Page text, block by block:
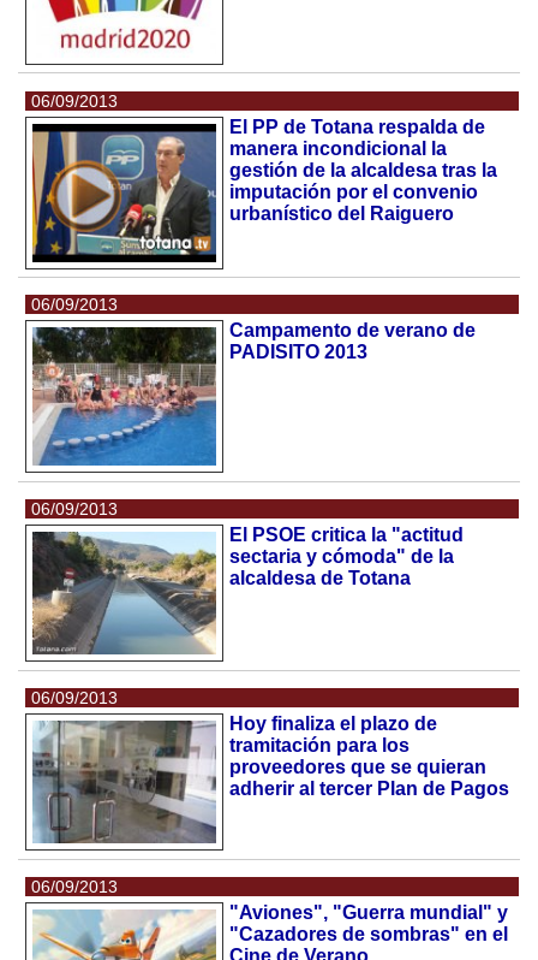
06/09/2013
El PP de Totana respalda de
manera incondicional la
gestión de la alcaldesa tras la
imputación por el convenio
urbanístico del Raiguero
06/09/2013
Campamento de verano de
PADISITO 2013
06/09/2013
El PSOE critica la "actitud
sectaria y cómoda" de la
alcaldesa de Totana
06/09/2013
Hoy finaliza el plazo de
tramitación para los
proveedores que se quieran
adherir al tercer Plan de Pagos
06/09/2013
"Aviones", "Guerra mundial" y
"Cazadores de sombras" en el